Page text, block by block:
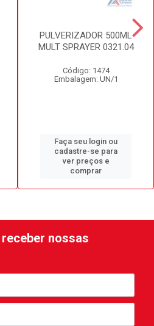
PULVERIZADOR 500ML
MULT SPRAYER 0321.04
Código: 1474
Embalagem: UN/1
Faça seu login ou
cadastre-se para
ver preços e
comprar
nossas